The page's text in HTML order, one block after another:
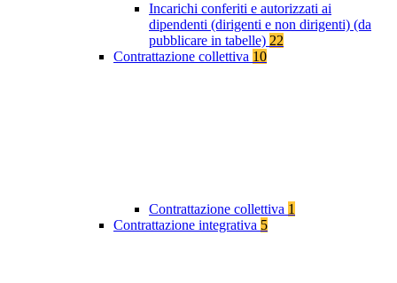
Incarichi conferiti e autorizzati ai
dipendenti (dirigenti e non dirigenti) (da
pubblicare in tabelle) 22
Contrattazione collettiva 10
Contrattazione collettiva 1
Contrattazione integrativa 5